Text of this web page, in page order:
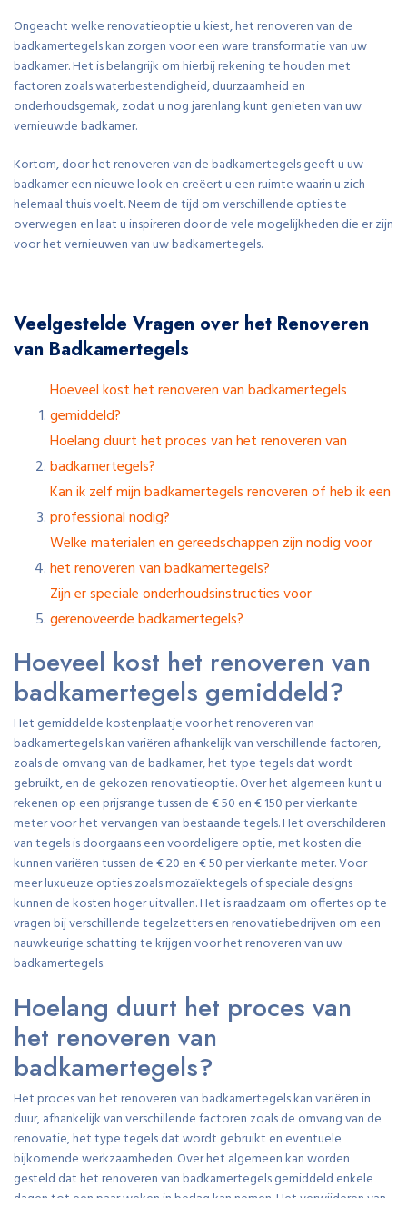
Ongeacht welke renovatieoptie u kiest, het renoveren van de
badkamertegels kan zorgen voor een ware transformatie van uw
badkamer. Het is belangrijk om hierbij rekening te houden met
factoren zoals waterbestendigheid, duurzaamheid en
onderhoudsgemak, zodat u nog jarenlang kunt genieten van uw
vernieuwde badkamer.
Kortom, door het renoveren van de badkamertegels geeft u uw
badkamer een nieuwe look en creëert u een ruimte waarin u zich
helemaal thuis voelt. Neem de tijd om verschillende opties te
overwegen en laat u inspireren door de vele mogelijkheden die er zijn
voor het vernieuwen van uw badkamertegels.
Veelgestelde Vragen over het Renoveren
van Badkamertegels
Hoeveel kost het renoveren van badkamertegels
gemiddeld?
Hoelang duurt het proces van het renoveren van
badkamertegels?
Kan ik zelf mijn badkamertegels renoveren of heb ik een
professional nodig?
Welke materialen en gereedschappen zijn nodig voor
het renoveren van badkamertegels?
Zijn er speciale onderhoudsinstructies voor
gerenoveerde badkamertegels?
Hoeveel kost het renoveren van
badkamertegels gemiddeld?
Het gemiddelde kostenplaatje voor het renoveren van
badkamertegels kan variëren afhankelijk van verschillende factoren,
zoals de omvang van de badkamer, het type tegels dat wordt
gebruikt, en de gekozen renovatieoptie. Over het algemeen kunt u
rekenen op een prijsrange tussen de € 50 en € 150 per vierkante
meter voor het vervangen van bestaande tegels. Het overschilderen
van tegels is doorgaans een voordeligere optie, met kosten die
kunnen variëren tussen de € 20 en € 50 per vierkante meter. Voor
meer luxueuze opties zoals mozaïektegels of speciale designs
kunnen de kosten hoger uitvallen. Het is raadzaam om offertes op te
vragen bij verschillende tegelzetters en renovatiebedrijven om een
nauwkeurige schatting te krijgen voor het renoveren van uw
badkamertegels.
Hoelang duurt het proces van
het renoveren van
badkamertegels?
Het proces van het renoveren van badkamertegels kan variëren in
duur, afhankelijk van verschillende factoren zoals de omvang van de
renovatie, het type tegels dat wordt gebruikt en eventuele
bijkomende werkzaamheden. Over het algemeen kan worden
gesteld dat het renoveren van badkamertegels gemiddeld enkele
dagen tot een paar weken in beslag kan nemen. Het verwijderen van